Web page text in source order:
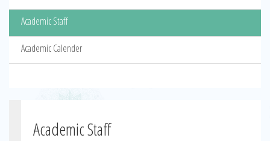
Academic Staff
Academic Calender
Academic Staff